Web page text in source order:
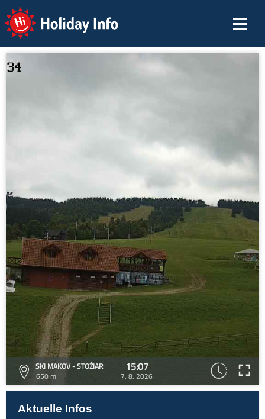
Holiday Info
SKI MAKOV - STOŽIAR
650 m
15:07
7. 8. 2026
Aktuelle Infos